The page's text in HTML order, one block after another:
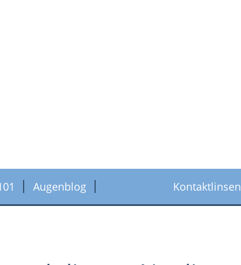
Augenblog Kontaktlinsen